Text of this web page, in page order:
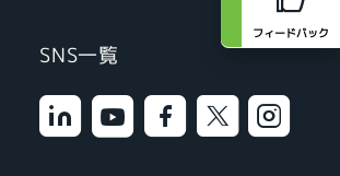
フィードバック
SNS一覧